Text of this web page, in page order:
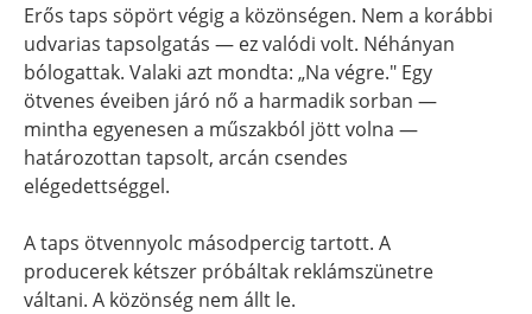
Erős taps söpört végig a közönségen. Nem a korábbi
udvarias tapsolgatás — ez valódi volt. Néhányan
bólogattak. Valaki azt mondta: „Na végre." Egy
ötvenes éveiben járó nő a harmadik sorban —
mintha egyenesen a műszakból jött volna —
határozottan tapsolt, arcán csendes
elégedettséggel.
A taps ötvennyolc másodpercig tartott. A
producerek kétszer próbáltak reklámszünetre
váltani. A közönség nem állt le.